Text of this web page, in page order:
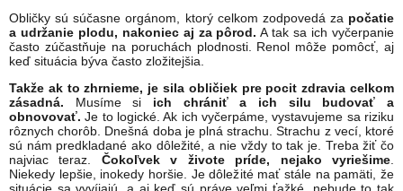
Obličky sú súčasne orgánom, ktorý celkom zodpovedá za počatie
a udržanie plodu, nakoniec aj za pôrod. A tak sa ich vyčerpanie
často zúčastňuje na poruchách plodnosti. Renol môže pomôcť, aj
keď situácia býva často zložitejšia.
Takže ak to zhrnieme, je sila obličiek pre pocit zdravia celkom
zásadná. Musíme si ich chrániť a ich silu budovať a
obnovovať. Je to logické. Ak ich vyčerpáme, vystavujeme sa riziku
rôznych chorôb. Dnešná doba je plná strachu. Strachu z vecí, ktoré
sú nám predkladané ako dôležité, a nie vždy to tak je. Treba žiť čo
najviac teraz. Čokoľvek v živote príde, nejako vyriešime
Niekedy lepšie, inokedy horšie. Je dôležité mať stále na pamäti, že